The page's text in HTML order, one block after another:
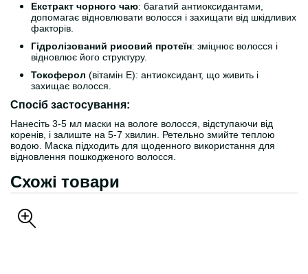
Екстракт чорного чаю: багатий антиоксидантами,
допомагає відновлювати волосся і захищати від шкідливих
факторів.
Гідролізований рисовий протеїн: зміцнює волосся і
відновлює його структуру.
Токоферол (вітамін E): антиоксидант, що живить і
захищає волосся.
Спосіб застосування:
Нанесіть 3-5 мл маски на вологе волосся, відступаючи від
коренів, і залиште на 5-7 хвилин. Ретельно змийте теплою
водою. Маска підходить для щоденного використання для
відновлення пошкодженого волосся.
Схожі товари